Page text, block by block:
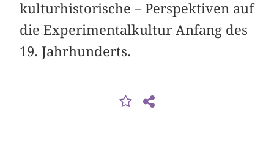
kulturhistorische – Perspektiven auf
die Experimentalkultur Anfang des
19. Jahrhunderts.